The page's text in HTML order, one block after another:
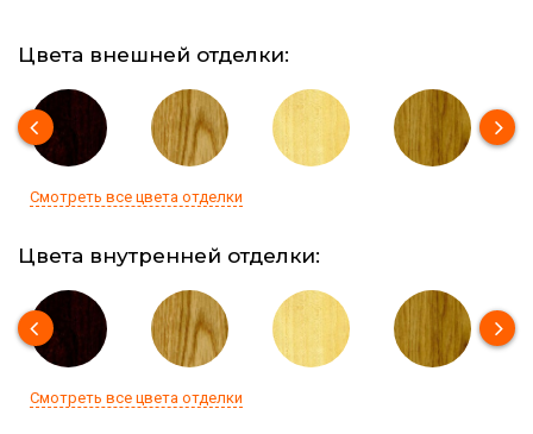
Цвета внешней отделки:
Смотреть все цвета отделки
Цвета внутренней отделки:
Смотреть все цвета отделки